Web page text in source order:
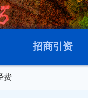
招商引资
费